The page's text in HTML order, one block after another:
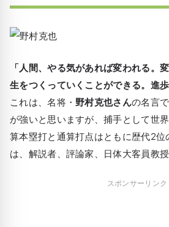
「人間、やる気があれば変われる。
生をつくっていくことができる。進
これは、名将・ 野村克也さんの名言
が強いと思いますが、捕手として世
算本塁打と通算打点はともに歴代2位
は、解説者、評論家、日体大客員教
スポンサーリンク